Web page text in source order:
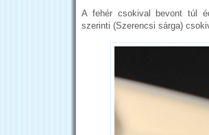
A fehér csokival bevont túl
szerinti (Szerencsi sárga)